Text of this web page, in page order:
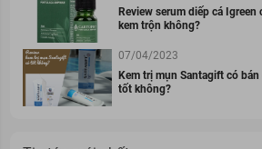
Review serum diếp cá
kem trộn không?
07/04/2023
Kem trị mụn Santagift có
tốt không?